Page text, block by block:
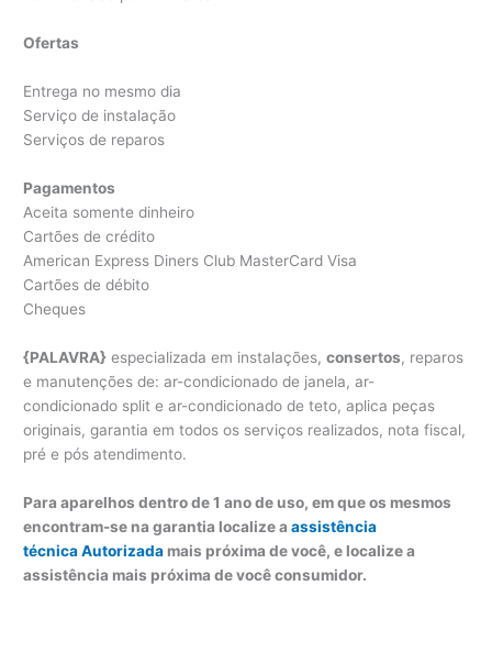
Ofertas
Entrega no mesmo dia
Serviço de instalação
Serviços de reparos
Pagamentos
Aceita somente dinheiro
Cartões de crédito
American Express Diners Club MasterCard Visa
Cartões de débito
Cheques
{PALAVRA} especializada em instalações,consertos, reparos
e manutenções de: ar-condicionado de janela, ar-
condicionado split e ar-condicionado de teto, aplica peças
originais, garantia em todos os serviços realizados, nota fiscal,
pré e pós atendimento.
Para aparelhos dentro de 1 ano de uso, em que os mesmos
encontram-se na garantia localize aassistência
técnica Autorizada mais próxima de você, e localize a
assistência mais próxima de você consumidor.